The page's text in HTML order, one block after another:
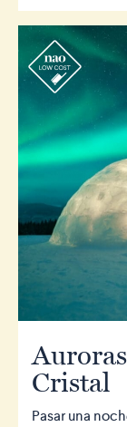
r
Cristal
Pasar una